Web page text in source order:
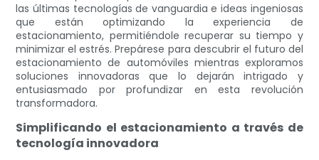
las últimas tecnologías de vanguardia e ideas ingeniosas
que están optimizando la experiencia de
estacionamiento, permitiéndole recuperar su tiempo y
minimizar el estrés. Prepárese para descubrir el futuro del
estacionamiento de automóviles mientras exploramos
soluciones innovadoras que lo dejarán intrigado y
entusiasmado por profundizar en esta revolución
transformadora.
Simplificando el estacionamiento a través de
tecnología innovadora